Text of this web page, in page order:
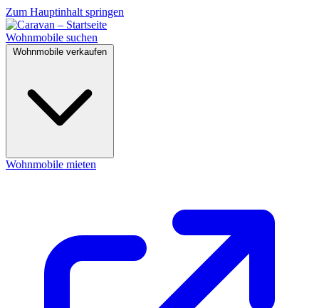
Zum Hauptinhalt springen
Wohnmobile suchen
Wohnmobile verkaufen
Wohnmobile mieten